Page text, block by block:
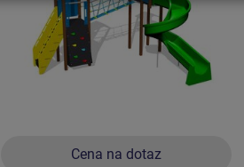
Cena na dotaz